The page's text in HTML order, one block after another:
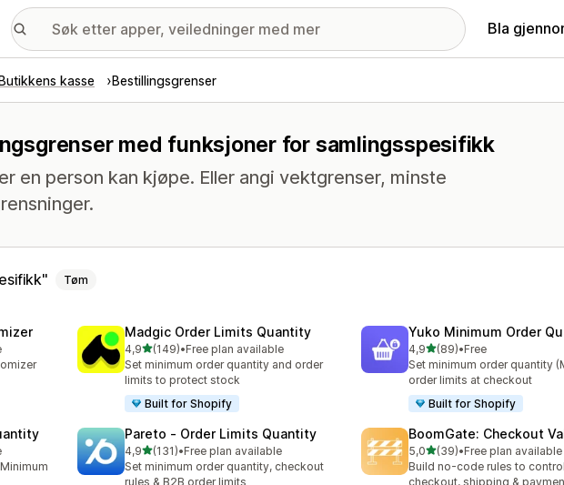
Bla
kasse Bestillingsgrenser
med funksjoner for samlingsspesifikk
en person kan kjøpe. Eller angi vektgrenser, minste
Tøm
Madgic Order Limits Quantity
4,9av 5 stjerner
(149)
Totalt 149 omtaler
•Free plan available
Set minimum order quantity and order
limits to protect stock
Built for Shopify
Yuko Minimum Order
4,9av 5 stjerner
(89)
Totalt 89 omtaler
•Free
Set minimum order quantity
order limits at checkout
Built for Shopify
Pareto ‑ Order Limits Quantity
4,9av 5 stjerner
(131)
Totalt 131 omtaler
•Free plan available
Set minimum order quantity, checkout
rules & B2B order limits
BoomGate: Checkout
5,0av 5 stjerner
(39)
Totalt 39 omtaler
•Free plan available
Build no-code rules to control
checkout, shipping &